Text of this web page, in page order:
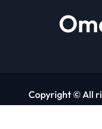
Copyright © All